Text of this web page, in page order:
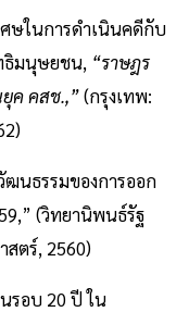
ษในการดำเนินคดีกับ
ธิมนุษยชน, “ราษฎร
ค คสช.,”(กรุงเทพ:
นธรรมของการออก
(วิทยานิพนธ์รัฐ
ตร์, 2560)
รอบ 20 ปี ใน